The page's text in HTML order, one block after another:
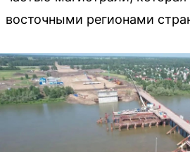
восточными регионами